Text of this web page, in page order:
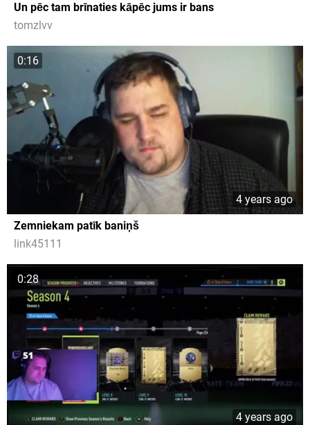
Un pēc tam brīnaties kāpēc jums ir bans
tomzlvv
0:16
4 years ago
Zemniekam patīk baniņš
link45111
0:28
4 years ago